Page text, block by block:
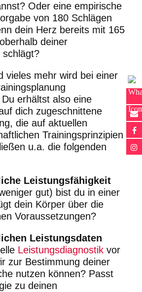
Oder eine empirische
von 180 Schlägen
dein Herz bereits mit 165
deiner
schlägt?
vieles mehr wird bei einer
erhältst also eine
dich zugeschnittene
die auf aktuellen
Trainingsprinzipien
u.a. die folgenden
Leistungsfähigkeit
gut) bist du in einer
dein Körper über die
Voraussetzungen?
Leistungsdaten
Leistungsdiagnostik vor
zur Bestimmung deiner
nutzen können? Passt
zu deinen